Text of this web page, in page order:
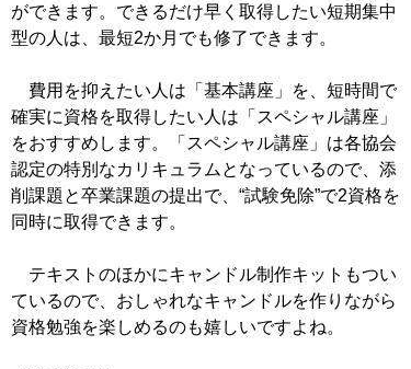
ができます。できるだけ早く取得したい短期集中
型の人は、最短2か月でも修了できます。
費用を抑えたい人は「基本講座」を、短時間で
確実に資格を取得したい人は「スペシャル講座」
をおすすめします。「スペシャル講座」は各協会
認定の特別なカリキュラムとなっているので、添
削課題と卒業課題の提出で、“試験免除”で2資格を
同時に取得できます。
テキストのほかにキャンドル制作キットもつい
ているので、おしゃれなキャンドルを作りながら
資格勉強を楽しめるのも嬉しいですよね。